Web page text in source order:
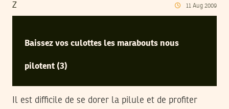
Z 11 Aug 2009
Baissez vos culottes les marabouts nous
pilotent (3)
Il est difficile de se dorer la pilule et de profiter